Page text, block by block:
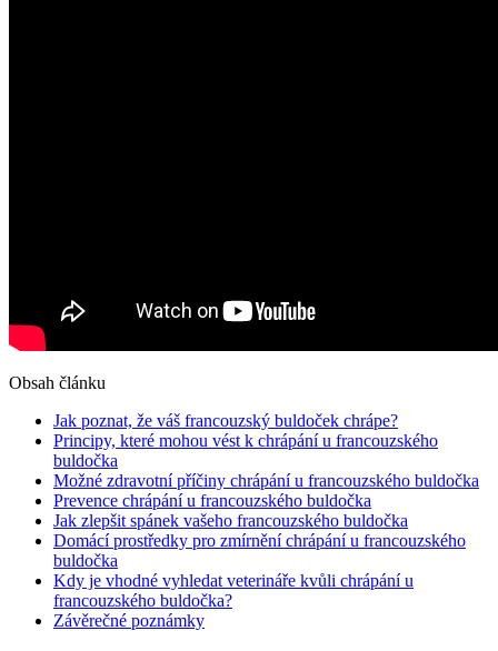
Obsah článku
Jak poznat, že váš francouzský buldoček chrápe?
Principy, které mohou vést k chrápání u francouzského
buldočka
Možné zdravotní příčiny chrápání u francouzského buldočka
Prevence chrápání u francouzského buldočka
Jak zlepšit spánek vašeho francouzského buldočka
Domácí prostředky pro zmírnění chrápání u francouzského
buldočka
Kdy je vhodné vyhledat veterináře kvůli chrápání u
francouzského buldočka?
Závěrečné poznámky